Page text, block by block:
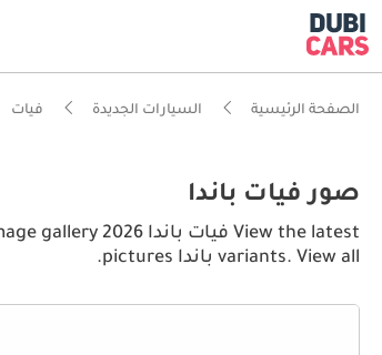
الصفحة الرئيسية السيارات الجديدة فيات
صور فيات باندا
variants. View all باندا pictures.